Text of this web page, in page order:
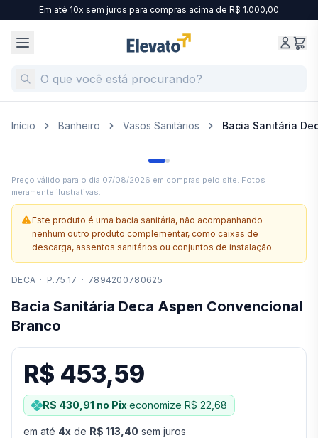
Em até 10x sem juros para compras acima de R$ 1.000,00
Início Banheiro Vasos Sanitários Bacia Sanitária
Preço válido para o dia 07/08/2026 em compras pelo site. Fotos
meramente ilustrativas.
Este produto é uma bacia sanitária, não acompanhando
nenhum outro produto complementar, como caixas de
descarga, assentos sanitários ou conjuntos de instalação.
DECA · P.75.17 · 7894200780625
Bacia Sanitária Deca Aspen Convencional
Branco
R$ 453,59
R$ 430,91 no Pix·economize R$ 22,68
em até 4x de R$ 113,40 sem juros